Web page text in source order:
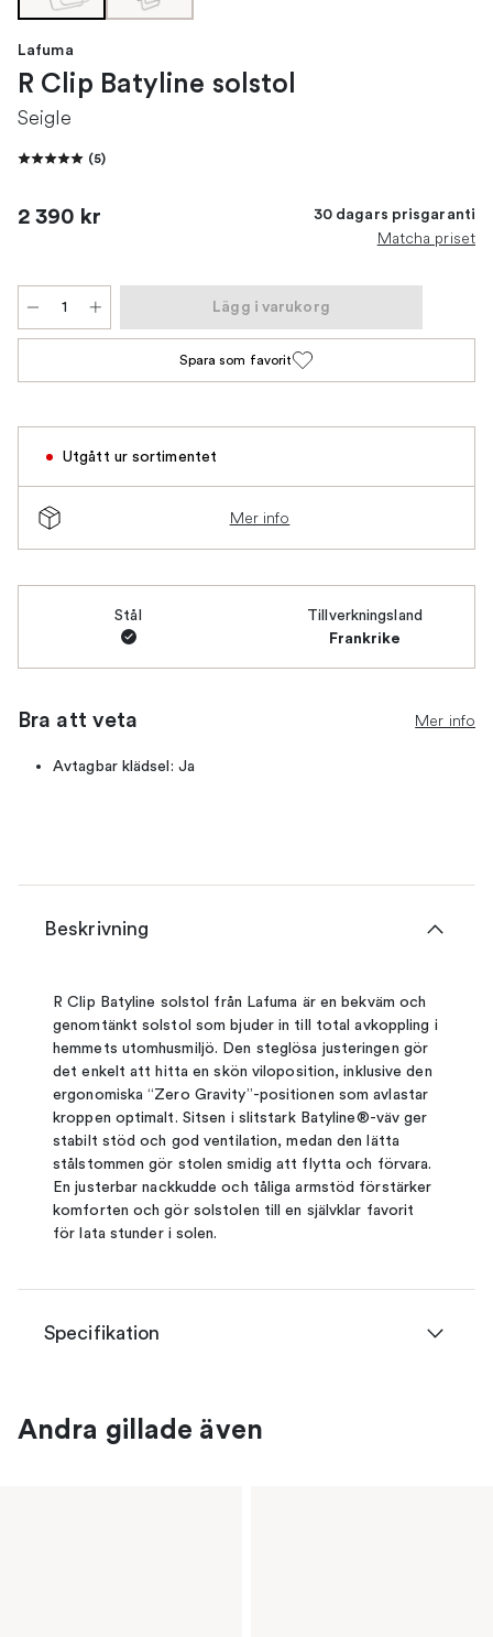
Lafuma
R Clip Batyline solstol
Seigle
(5)
2 390 kr 30 dagars prisgaranti
Matcha priset
Lägg i varukorg
Spara som favorit
Utgått ur sortimentet
Mer info
Stål Tillverkningsland
Frankrike
Bra att veta Mer info
Avtagbar klädsel: Ja
Beskrivning
R Clip Batyline solstol från Lafuma är en bekväm och
genomtänkt solstol som bjuder in till total avkoppling i
hemmets utomhusmiljö. Den steglösa justeringen gör
det enkelt att hitta en skön viloposition, inklusive den
ergonomiska “Zero Gravity”-positionen som avlastar
kroppen optimalt. Sitsen i slitstark Batyline®-väv ger
stabilt stöd och god ventilation, medan den lätta
stålstommen gör stolen smidig att flytta och förvara.
En justerbar nackkudde och tåliga armstöd förstärker
komforten och gör solstolen till en självklar favorit
för lata stunder i solen.
Specifikation
Andra gillade även